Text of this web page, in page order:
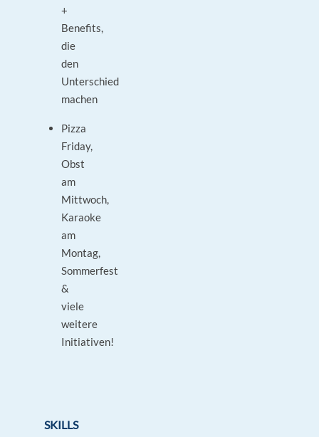
+
Benefits,
die
den
Unterschied
machen
Pizza
Friday,
Obst
am
Mittwoch,
Karaoke
am
Montag,
Sommerfest
&
viele
weitere
Initiativen!
SKILLS